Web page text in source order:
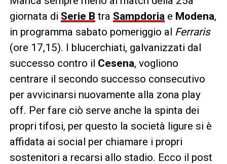
giornata di Serie B tra Sampdoriae Modena,
in programma sabato pomeriggio al Ferraris
(ore 17,15). I blucerchiati, galvanizzati dal
successo contro il Cesena, vogliono
centrare il secondo successo consecutivo
per avvicinarsi nuovamente alla zona play
off. Per fare ciò serve anche la spinta dei
propri tifosi, per questo la società ligure si è
affidata ai social per chiamare i propri
sostenitori a recarsi allo stadio. Ecco il post